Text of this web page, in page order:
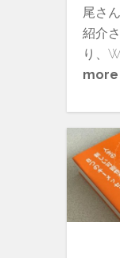
尾さ
紹介
り、
more